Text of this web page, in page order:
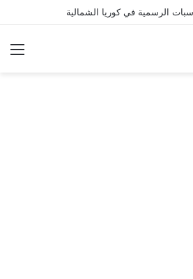
الرسمية في كوريا الشمالية